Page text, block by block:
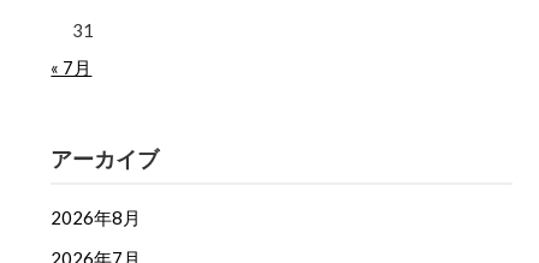
31
« 7月
アーカイブ
2026年8月
2026年7月